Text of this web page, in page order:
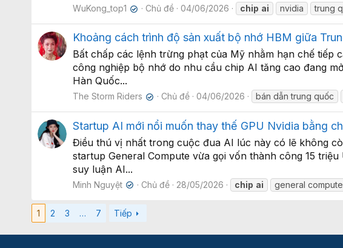
WuKong_top1 ✔ Chủ đề 04/06/2026 chip ai nvidia trung
Khoảng cách trình độ sản xuất bộ nhớ HBM giữa
Bất chấp các lệnh trừng phạt của Mỹ nhằm hạn chế tiếp
công nghiệp bộ nhớ do nhu cầu chip AI tăng cao đang
Hàn Quốc...
The Storm Riders ✔ Chủ đề 04/06/2026 bán dẫn trung quốc
Startup AI mới nổi muốn thay thế GPU Nvidia bằng
Điều thú vị nhất trong cuộc đua AI lúc này có lẽ không
startup General Compute vừa gọi vốn thành công 15
suy luận AI...
Minh Nguyệt ✔ Chủ đề 28/05/2026 chip ai general compute
1 2 3 … 7 Tiếp